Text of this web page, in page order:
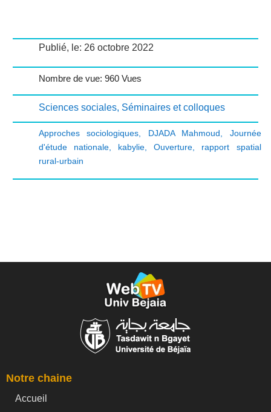
Publié, le: 26 octobre 2022
Nombre de vue: 960 Vues
Sciences sociales, Séminaires et colloques
Approches sociologiques DJADA Mahmoud
Journée
d'étude nationale, kabylie,Ouverture
rapport spatial
rural-urbain
Notre chaine
Accueil